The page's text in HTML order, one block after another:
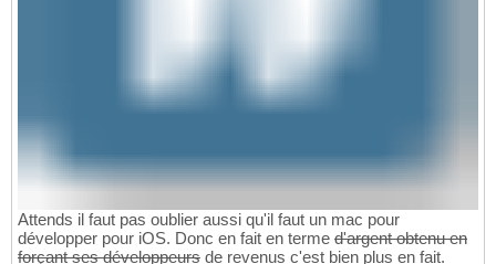
Attends il faut pas oublier aussi qu'il faut un mac pour
développer pour iOS. Donc en fait en terme d'argent obtenu en
forçant ses développeurs de revenus c'est bien plus en fait.